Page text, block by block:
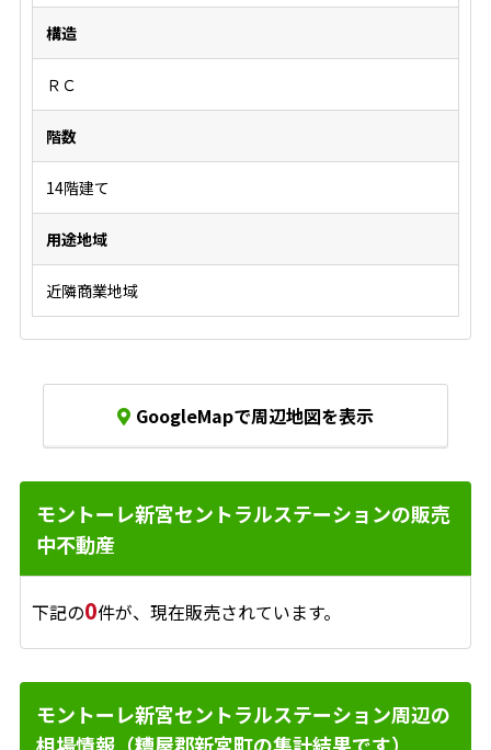
構造
ＲＣ
階数
14階建て
用途地域
近隣商業地域
GoogleMapで周辺地図を表示
モントーレ新宮セントラルステーションの販売
中不動産
下記の0件が、現在販売されています。
モントーレ新宮セントラルステーション周辺の